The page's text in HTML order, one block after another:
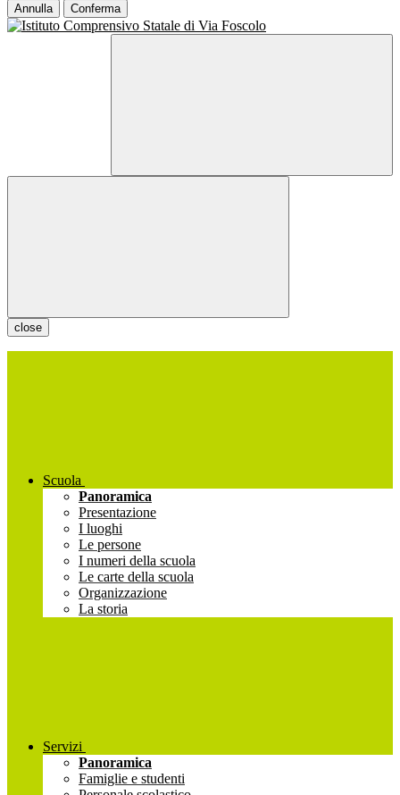
Annulla Conferma
close
Scuola
Panoramica
Presentazione
I luoghi
Le persone
I numeri della scuola
Le carte della scuola
Organizzazione
La storia
Servizi
Panoramica
Famiglie e studenti